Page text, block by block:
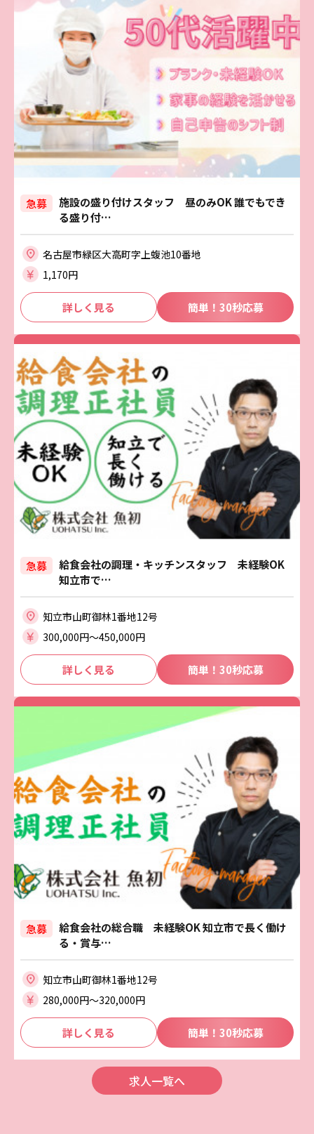
急募
施設の盛り付けスタッフ 昼のみOK 誰でもでき
る盛り付…
名古屋市緑区大高町字上蝮池10番地
1,170円
詳しく見る 簡単！30秒応募
急募
給食会社の調理・キッチンスタッフ 未経験OK
知立市で…
知立市山町御林1番地12号
300,000円〜450,000円
詳しく見る 簡単！30秒応募
急募
給食会社の総合職 未経験OK 知立市で長く働け
る・賞与…
知立市山町御林1番地12号
280,000円〜320,000円
詳しく見る 簡単！30秒応募
求人一覧へ